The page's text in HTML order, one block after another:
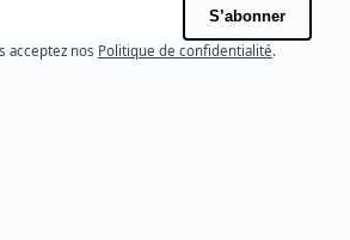
S’abonner
acceptez nos Politique de confidentialité.